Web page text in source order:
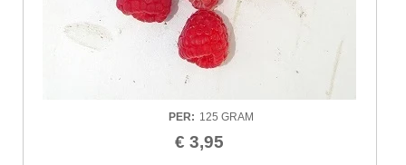
PER: 125 GRAM
€ 3,95